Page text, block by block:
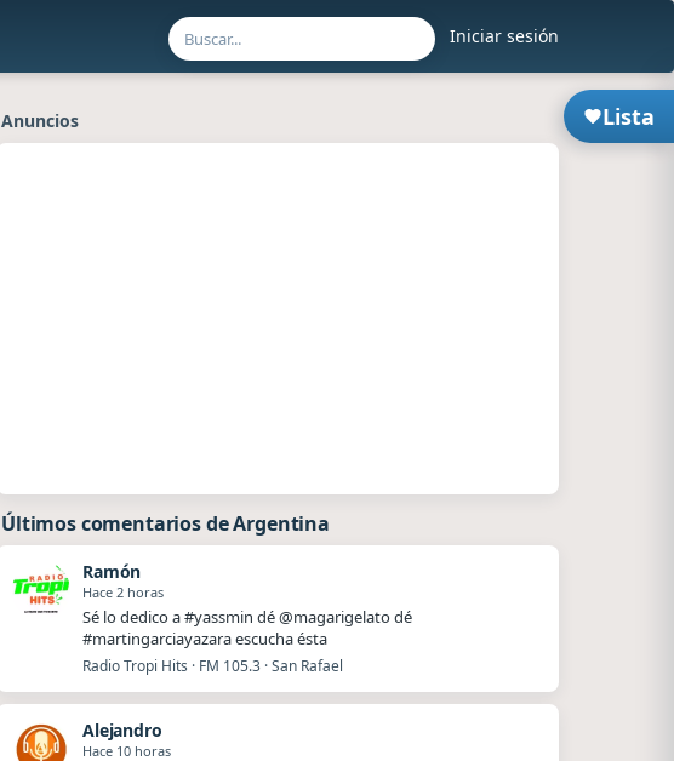
Iniciar sesión
Lista
Anuncios
Últimos comentarios de Argentina
Ramón
Hace 2 horas
Sé lo dedico a #yassmin dé @magarigelato dé
#martingarciayazara escucha ésta
Radio Tropi Hits · FM 105.3 · San Rafael
Alejandro
Hace 10 horas